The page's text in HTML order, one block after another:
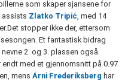
som skaper sjansene for
assists Zlatko Tripić , med 14
stopper ikke der, ettersom
Et fantastisk bidrag
2. og 3. plassen også.
endt med et gjennomsnitt på 0.97
mens Árni Frederiksberg har